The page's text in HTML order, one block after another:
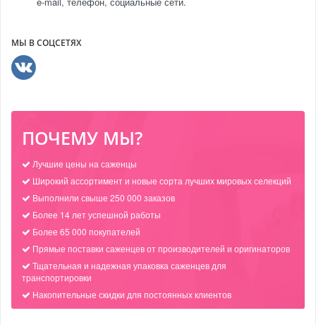
МЫ В СОЦСЕТЯХ
ПОЧЕМУ МЫ?
Лучшие цены на саженцы
Широкий ассортимент и новые сорта лучших мировых селекций
Выполнили свыше 250 000 заказов
Более 14 лет успешной работы
Более 65 000 покупателей
Прямые поставки саженцев от производителей и оригинаторов
Тщательная и надежная упаковка саженцев для
транспортировки
Накопительные скидки для постоянных клиентов